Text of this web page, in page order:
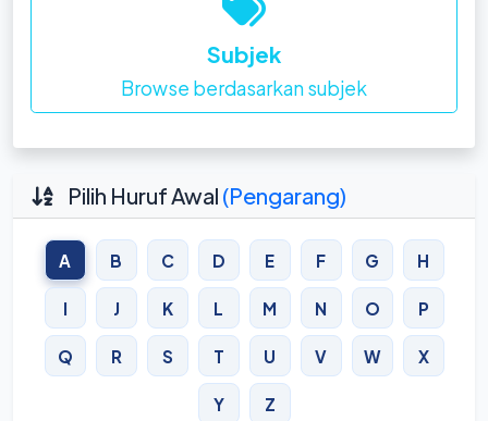
Subjek
Browse berdasarkan subjek
Pilih Huruf Awal (Pengarang)
A B C D E F G H
I J K L M N O P
Q R S T U V W X
Y Z